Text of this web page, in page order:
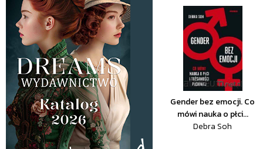
Gender bez emocji. Co
mówi nauka o płci...
Debra Soh